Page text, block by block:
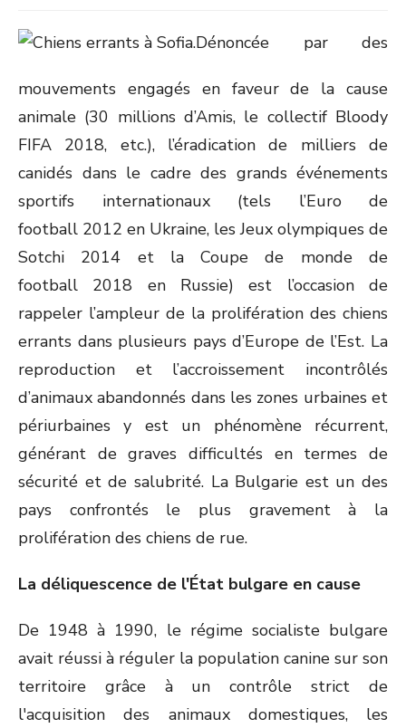
Dénoncée par des
mouvements engagés en faveur de la cause
animale (30 millions d’Amis, le collectif Bloody
FIFA 2018, etc.), l’éradication de milliers de
canidés dans le cadre des grands événements
sportifs internationaux (tels l’Euro de
football 2012 en Ukraine, les Jeux olympiques de
Sotchi 2014 et la Coupe de monde de
football 2018 en Russie) est l’occasion de
rappeler l’ampleur de la prolifération des chiens
errants dans plusieurs pays d’Europe de l’Est. La
reproduction et l’accroissement incontrôlés
d’animaux abandonnés dans les zones urbaines et
périurbaines y est un phénomène récurrent,
générant de graves difficultés en termes de
sécurité et de salubrité. La Bulgarie est un des
pays confrontés le plus gravement à la
prolifération des chiens de rue.
La déliquescence de l'État bulgare en cause
De 1948 à 1990, le régime socialiste bulgare
avait réussi à réguler la population canine sur son
territoire grâce à un contrôle strict de
l'acquisition des animaux domestiques, les